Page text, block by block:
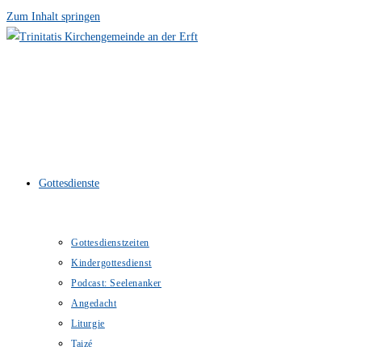
Zum Inhalt springen
Gottesdienste
Gottesdienstzeiten
Kindergottesdienst
Podcast: Seelenanker
Angedacht
Liturgie
Taizé